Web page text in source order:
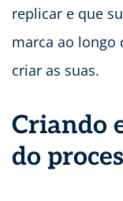
replicar e que
marca ao longo
criar as suas.
Criando
do